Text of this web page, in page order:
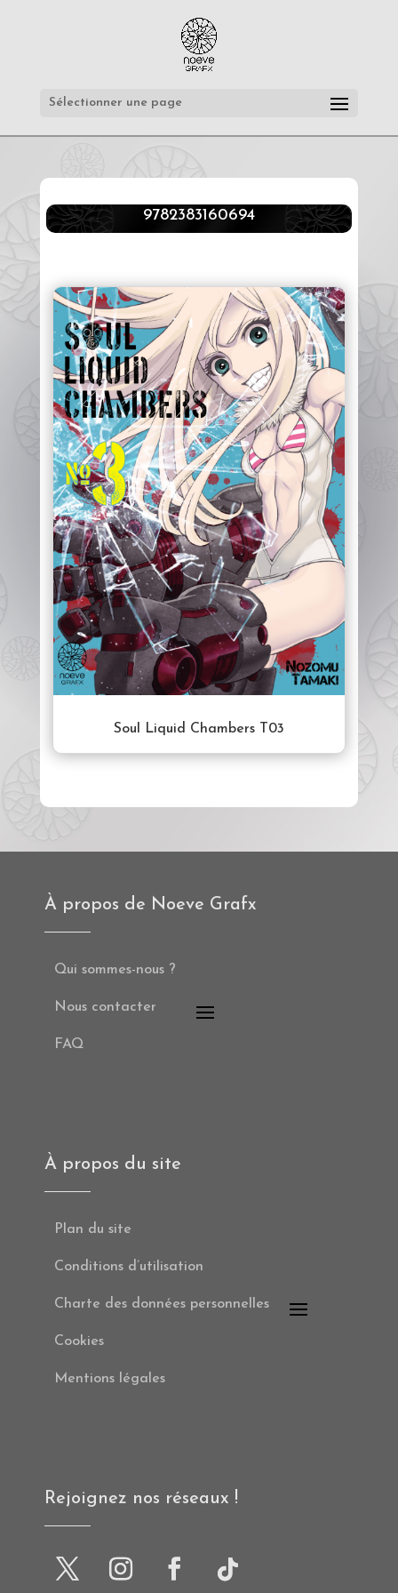
Sélectionner une page
9782383160694
Soul Liquid Chambers T03
À propos de Noeve Grafx
Qui sommes-nous ?
Nous contacter
FAQ
À propos du site
Plan du site
Conditions d’utilisation
Charte des données personnelles
Cookies
Mentions légales
Rejoignez nos réseaux !